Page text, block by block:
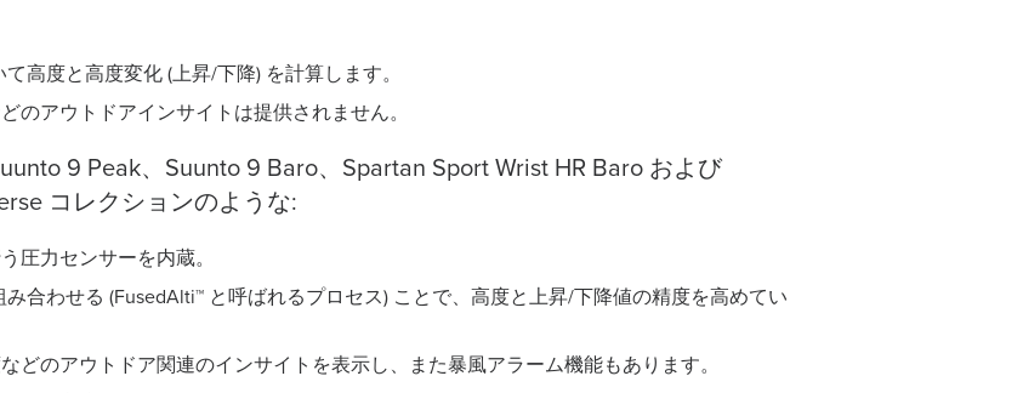
高度と高度変化 (上昇/下降) を計算します。
のアウトドアインサイトは提供されません。
9 Peak、Suunto 9 Baro、Spartan Sport Wrist HR Baro および
コレクションのような:
圧力センサーを内蔵。
合わせる (FusedAlti™ と呼ばれるプロセス) ことで、高度と上昇/下降値の精度を高めてい
どのアウトドア関連のインサイトを表示し、また暴風アラーム機能もあります。